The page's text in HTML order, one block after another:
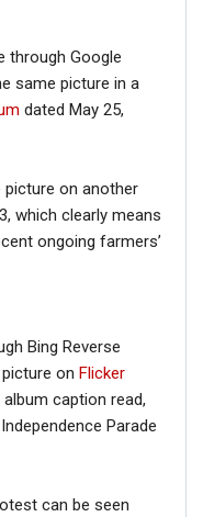
through Google
same picture in a
dated May 25,
picture on another
which clearly means
ongoing farmers’
Bing Reverse
on Flicker
caption read,
Parade
can be seen